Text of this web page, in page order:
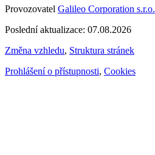
Provozovatel Galileo Corporation s.r.o.
Poslední aktualizace: 07.08.2026
Změna vzhledu, Struktura stránek
Prohlášení o přístupnosti, Cookies